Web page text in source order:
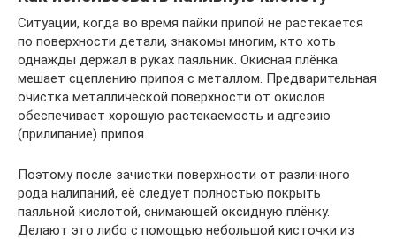
Ситуации, когда во время пайки припой не растекается
по поверхности детали, знакомы многим, кто хоть
однажды держал в руках паяльник. Окисная плёнка
мешает сцеплению припоя с металлом. Предварительная
очистка металлической поверхности от окислов
обеспечивает хорошую растекаемость и адгезию
(прилипание) припоя.
Поэтому после зачистки поверхности от различного
рода налипаний, её следует полностью покрыть
паяльной кислотой, снимающей оксидную плёнку.
Делают это либо с помощью небольшой кисточки из